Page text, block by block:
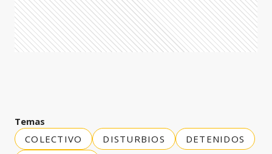
Temas
COLECTIVO
DISTURBIOS
DETENIDOS